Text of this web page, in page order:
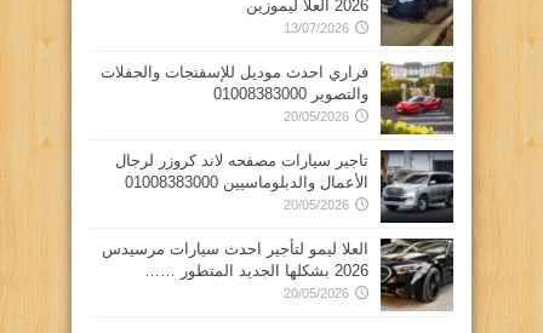
2026 العلا ليموزين
13/07/2026
فراري احدث موديل للإسفنجات والحفلات
والتصوير 01008383000
20/05/2026
تاجير سيارات مصفحه لاند كروزر لرجال
الأعمال والدبلوماسيين 01008383000
20/05/2026
العلا ليمو لتأجير احدث سيارات مرسيدس
2026 بشكلها الجديد المتطور ……
20/05/2026